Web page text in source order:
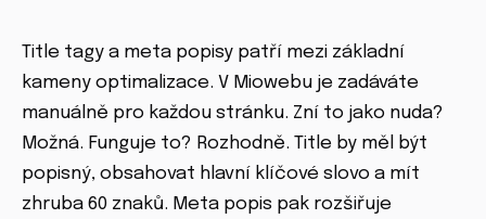
Title tagy a meta popisy patří mezi základní
kameny optimalizace. V Miowebu je zadáváte
manuálně pro každou stránku. Zní to jako nuda?
Možná. Funguje to? Rozhodně. Title by měl být
popisný, obsahovat hlavní klíčové slovo a mít
zhruba 60 znaků. Meta popis pak rozšiřuje